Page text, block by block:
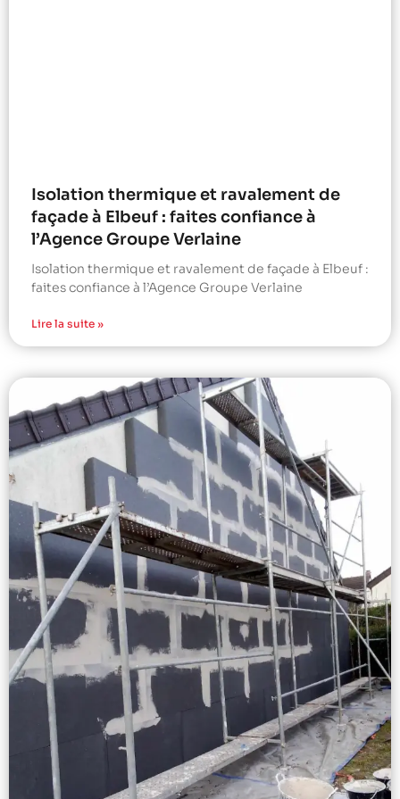
Isolation thermique et ravalement de
façade à Elbeuf : faites confiance à
l’Agence Groupe Verlaine
Isolation thermique et ravalement de façade à Elbeuf :
faites confiance à l’Agence Groupe Verlaine
Lire la suite »